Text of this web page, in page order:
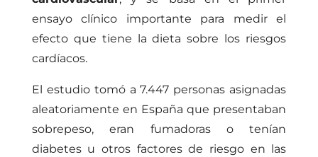
ensayo clínico importante para medir el
efecto que tiene la dieta sobre los riesgos
cardíacos.
El estudio tomó a 7.447 personas asignadas
aleatoriamente en España que presentaban
sobrepeso, eran fumadoras o tenían
diabetes u otros factores de riesgo en las